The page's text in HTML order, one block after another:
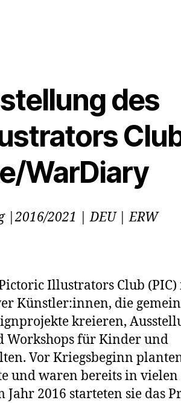
des
WarDiary
|2016/2021 | DEU | ERW
Illustrators Club (PIC)
Künstler:innen, die
kreieren,
Workshops für Kinder und
Vor Kriegsbeginn
und waren bereits in vielen
2016 starteten sie das